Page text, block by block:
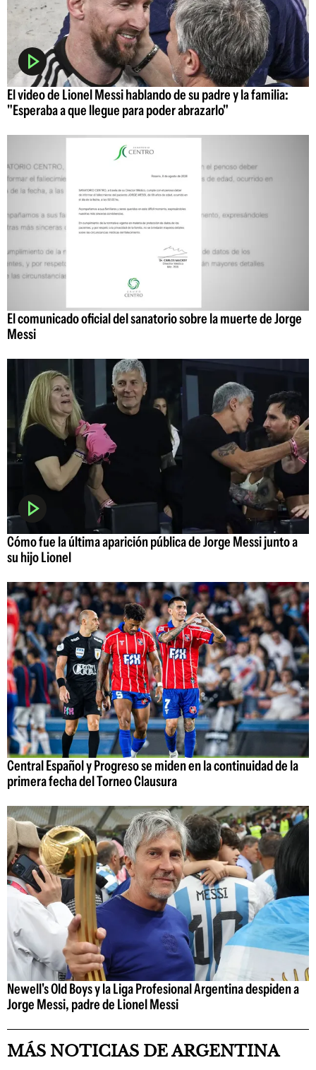
El video de Lionel Messi hablando de su padre y la familia:
"Esperaba a que llegue para poder abrazarlo"
El comunicado oficial del sanatorio sobre la muerte de Jorge
Messi
Cómo fue la última aparición pública de Jorge Messi junto a
su hijo Lionel
Central Español y Progreso se miden en la continuidad de la
primera fecha del Torneo Clausura
Newell's Old Boys y la Liga Profesional Argentina despiden a
Jorge Messi, padre de Lionel Messi
MÁS NOTICIAS DE ARGENTINA